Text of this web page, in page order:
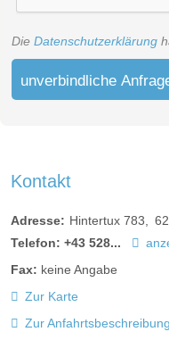
Die Datenschutzerklärung
unverbindliche
Kontakt
Adresse: Hintertux 783
Telefon: +43 528...
Fax: keine Angabe
Zur Karte
Zur Anfahrtsbeschreibung